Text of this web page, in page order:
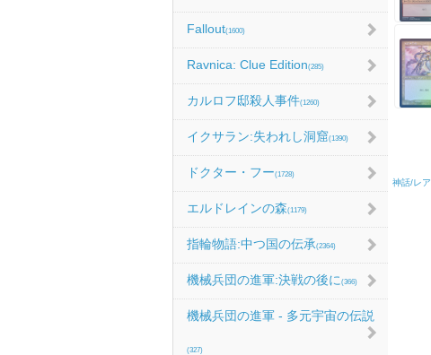
Fallout(1600)
Ravnica: Clue Edition(285)
カルロフ邸殺人事件(1260)
イクサラン:失われし洞窟(1390)
ドクター・フー(1728)
エルドレインの森(1179)
指輪物語:中つ国の伝承(2364)
機械兵団の進軍:決戦の後に (366)
機械兵団の進軍 - 多元宇宙の伝説
(327)
神話/レア